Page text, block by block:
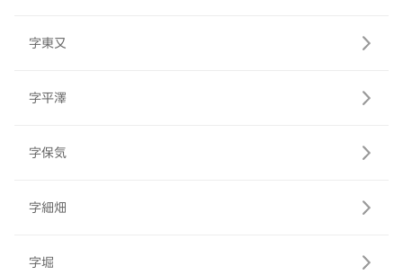
字東又
字平澤
字保気
字細畑
字堀